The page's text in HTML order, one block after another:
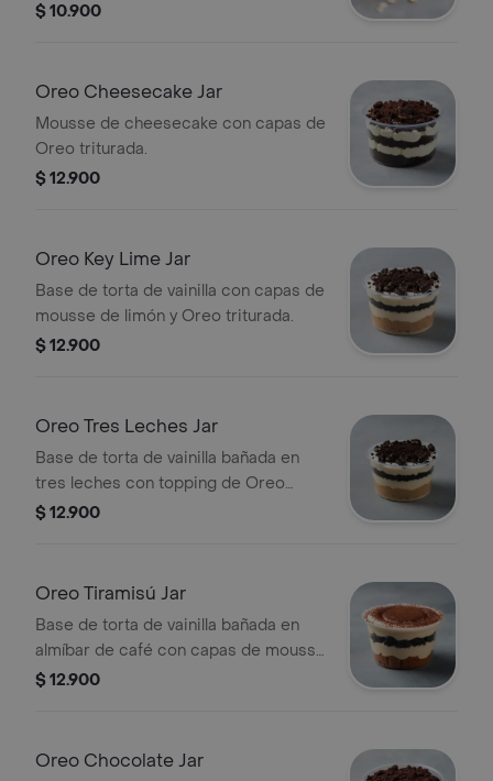
$ 10.900
Oreo Cheesecake Jar
Mousse de cheesecake con capas de
Oreo triturada.
$ 12.900
Oreo Key Lime Jar
Base de torta de vainilla con capas de
mousse de limón y Oreo triturada.
$ 12.900
Oreo Tres Leches Jar
Base de torta de vainilla bañada en
tres leches con topping de Oreo
triturada.
$ 12.900
Oreo Tiramisú Jar
Base de torta de vainilla bañada en
almíbar de café con capas de mousse
de tiramisú y Oreo.
$ 12.900
Oreo Chocolate Jar